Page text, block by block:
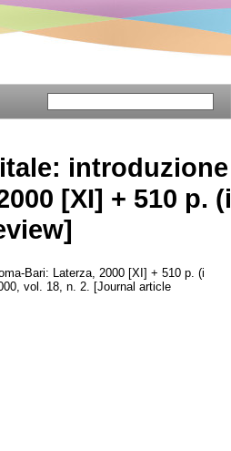
introduzione
[XI] + 510 p. (i
Bari: Laterza, 2000 [XI] + 510 p. (i
vol. 18, n. 2. [Journal article